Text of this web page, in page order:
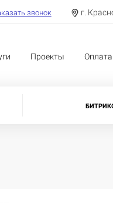
звонок г.
Проекты Оплата